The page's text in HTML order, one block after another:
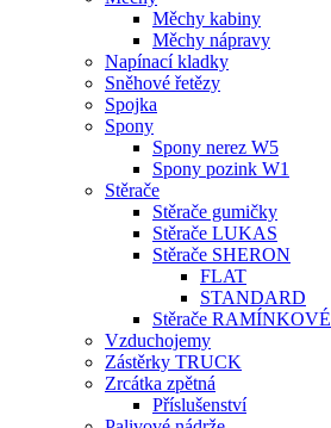
Měchy kabiny
Měchy nápravy
Napínací kladky
Sněhové řetězy
Spojka
Spony
Spony nerez W5
Spony pozink W1
Stěrače
Stěrače gumičky
Stěrače LUKAS
Stěrače SHERON
FLAT
STANDARD
Stěrače RAMÍNKOVÉ
Vzduchojemy
Zástěrky TRUCK
Zrcátka zpětná
Příslušenství